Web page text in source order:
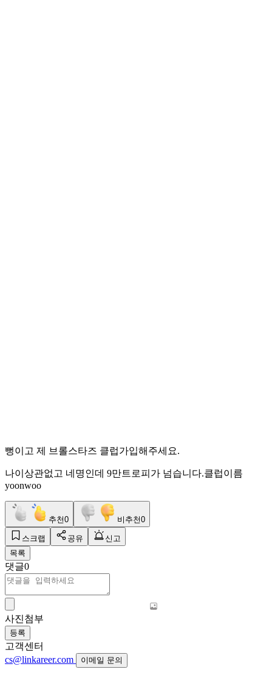
뻥이고 제 브롤스타즈 클럽가입해주세요.
나이상관없고 네명인데 9만트로피가 넘습니다.클럽이름
yoonwoo
추천0 비추천0
스크랩 공유
신고
목록
댓글0
사진첨부
등록
고객센터
cs@linkareer.com
이메일 문의